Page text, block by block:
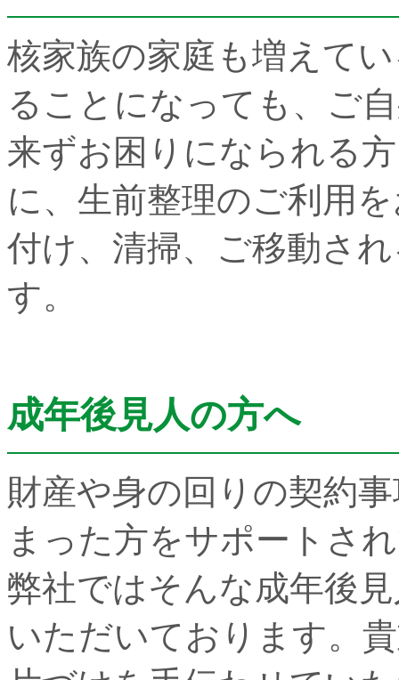
核家族の家庭も増えて
ることになっても、ご
来ずお困りになられる
に、生前整理のご利用
付け、清掃、ご移動さ
す。
成年後見人の方へ
財産や身の回りの契約
まった方をサポートさ
弊社ではそんな成年後
いただいております。